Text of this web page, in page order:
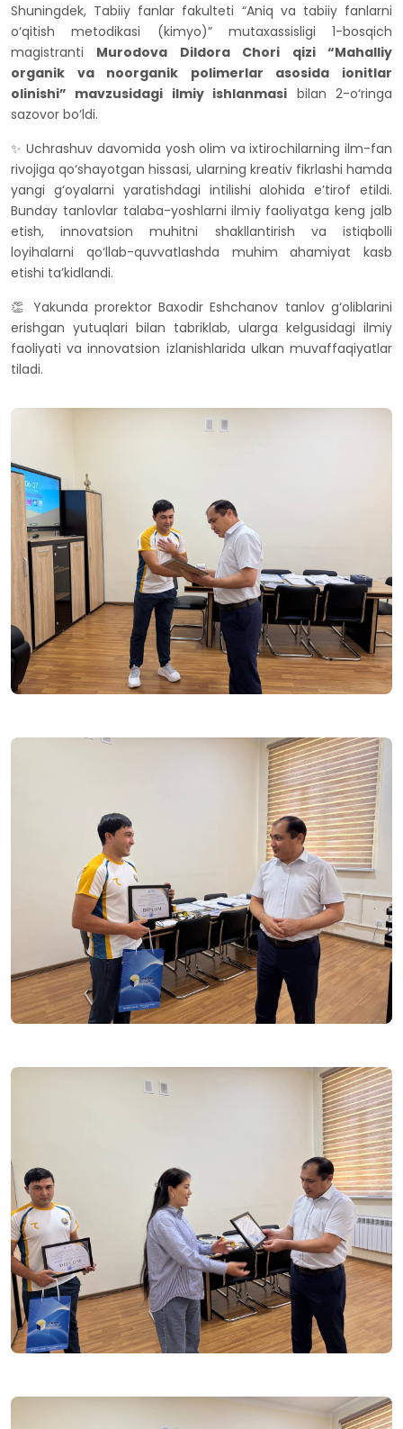
Shuningdek, Tabiiy fanlar fakulteti “Aniq va tabiiy fanlarni
o‘qitish metodikasi (kimyo)” mutaxassisligi 1-bosqich
magistranti Murodova Dildora Chori qizi “Mahalliy
organik va noorganik polimerlar asosida ionitlar
olinishi” mavzusidagi ilmiy ishlanmasi bilan 2-o‘ringa
sazovor bo‘ldi.
✨ Uchrashuv davomida yosh olim va ixtirochilarning ilm-fan
rivojiga qo‘shayotgan hissasi, ularning kreativ fikrlashi hamda
yangi g‘oyalarni yaratishdagi intilishi alohida e’tirof etildi.
Bunday tanlovlar talaba-yoshlarni ilmiy faoliyatga keng jalb
etish, innovatsion muhitni shakllantirish va istiqbolli
loyihalarni qo‘llab-quvvatlashda muhim ahamiyat kasb
etishi ta’kidlandi.
👏 Yakunda prorektor Baxodir Eshchanov tanlov g‘oliblarini
erishgan yutuqlari bilan tabriklab, ularga kelgusidagi ilmiy
faoliyati va innovatsion izlanishlarida ulkan muvaffaqiyatlar
tiladi.